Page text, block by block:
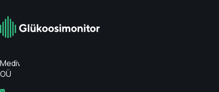
РАЗНОЦВЕТНЫЙ
Medivar
OÜ